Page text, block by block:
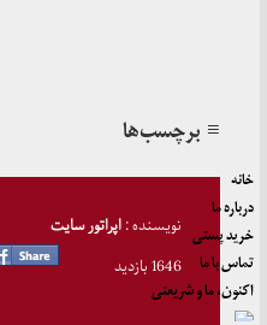
≡ برچسب‌ها
نویسنده :اپراتور سایت
1646 بازدید
خانه
درباره ما
خرید پستی
تماس با ما
اکنون، ما و شریعتی